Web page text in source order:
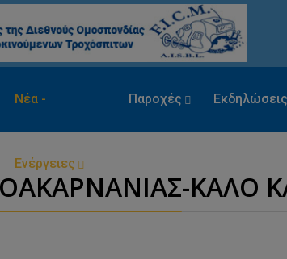
Νέα -
Ενέργειες
Παροχές Εκδηλώσεις
ΚΑΛΟ